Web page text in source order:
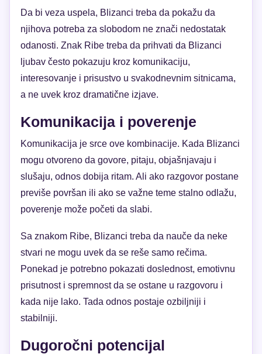
Da bi veza uspela, Blizanci treba da pokažu da
njihova potreba za slobodom ne znači nedostatak
odanosti. Znak Ribe treba da prihvati da Blizanci
ljubav često pokazuju kroz komunikaciju,
interesovanje i prisustvo u svakodnevnim sitnicama,
a ne uvek kroz dramatične izjave.
Komunikacija i poverenje
Komunikacija je srce ove kombinacije. Kada Blizanci
mogu otvoreno da govore, pitaju, objašnjavaju i
slušaju, odnos dobija ritam. Ali ako razgovor postane
previše površan ili ako se važne teme stalno odlažu,
poverenje može početi da slabi.
Sa znakom Ribe, Blizanci treba da nauče da neke
stvari ne mogu uvek da se reše samo rečima.
Ponekad je potrebno pokazati doslednost, emotivnu
prisutnost i spremnost da se ostane u razgovoru i
kada nije lako. Tada odnos postaje ozbiljniji i
stabilniji.
Dugoročni potencijal